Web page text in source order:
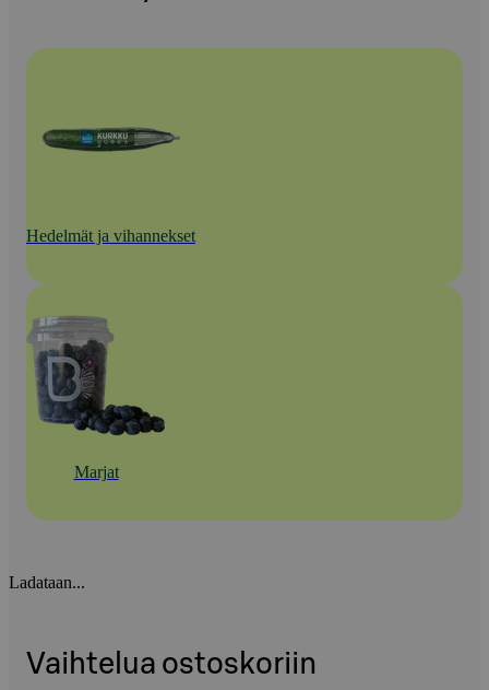
Hedelmät ja vihannekset
Marjat
Ladataan...
Vaihtelua ostoskoriin